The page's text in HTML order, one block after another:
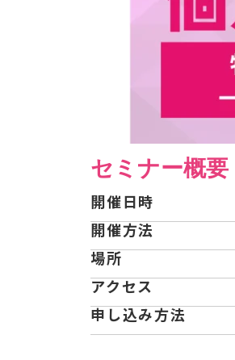
セミナー概要
開催日時
開催方法
場所
アクセス
申し込み方法